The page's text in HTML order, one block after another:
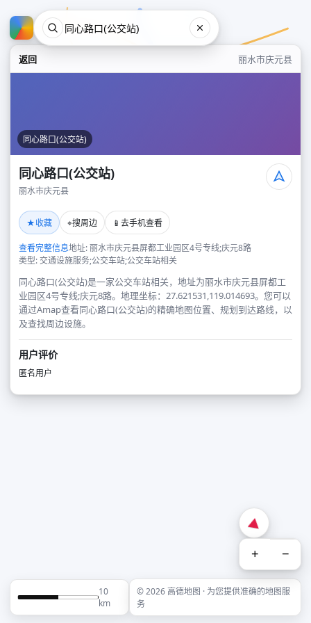
返回 丽水市庆元县
同心路口(公交站)
同心路口(公交站)
丽水市庆元县
★收藏 ⌖搜周边 📱 去手机查看
查看完整信息地址: 丽水市庆元县屏都工业园区4号专线;庆元8路
类型: 交通设施服务;公交车站;公交车站相关
同心路口(公交站)是一家公交车站相关，地址为丽水市庆元县屏都工
业园区4号专线;庆元8路。地理坐标：27.621531,119.014693。您可以
通过Amap查看同心路口(公交站)的精确地图位置、规划到达路线，以
及查找周边设施。
用户评价
匿名用户
+ −
10
km
© 2026 高德地图 · 为您提供准确的地图服
务